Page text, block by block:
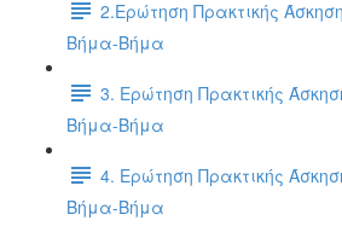
2.Ερώτηση Πρακτικής
Βήμα-Βήμα
3. Ερώτηση Πρακτικής
Βήμα-Βήμα
4. Ερώτηση Πρακτικής
Βήμα-Βήμα